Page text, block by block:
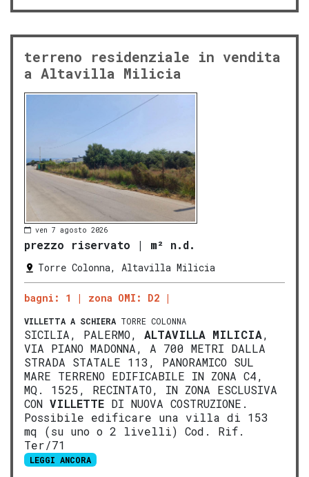
terreno residenziale in vendita
a Altavilla Milicia
ven 7 agosto 2026
prezzo riservato | m² n.d.
Torre Colonna, Altavilla Milicia
bagni: 1 zona OMI: D2
VILLETTA A SCHIERA TORRE COLONNA
SICILIA, PALERMO, ALTAVILLA MILICIA,
VIA PIANO MADONNA, A 700 METRI DALLA
STRADA STATALE 113, PANORAMICO SUL
MARE TERRENO EDIFICABILE IN ZONA C4,
MQ. 1525, RECINTATO, IN ZONA ESCLUSIVA
CON VILLETTE DI NUOVA COSTRUZIONE.
Possibile edificare una villa di 153
mq (su uno o 2 livelli) Cod. Rif.
Ter/71
LEGGI ANCORA